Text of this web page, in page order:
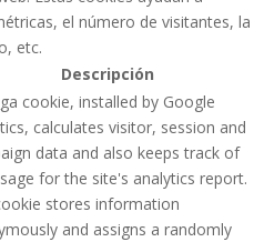
el número de visitantes, la
etc.
Descripción
cookie, installed by Google
calculates visitor, session and
data and also keeps track of
for the site's analytics report.
stores information
and assigns a randomly